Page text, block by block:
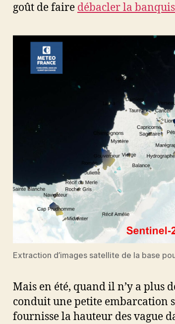
goût de faire débacler la
Extraction d’images satellite de la base
Mais en été, quand il n’y a plus
conduit une petite embarcation
fournisse la hauteur des vague